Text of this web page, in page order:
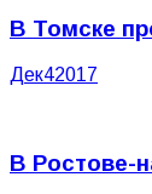
В Томске
Дек42017
В Ростове-